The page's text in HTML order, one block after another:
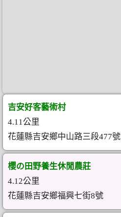
吉安好客藝術村
4.11公里
花蓮縣吉安鄉中山路三段477號
櫻の田野養生休閒農莊
4.12公里
花蓮縣吉安鄉福興七街8號